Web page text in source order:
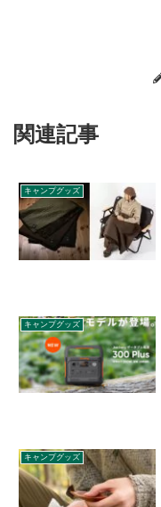
関連記事
キャンプグッズ
キャンプグッズ
キャンプグッズ